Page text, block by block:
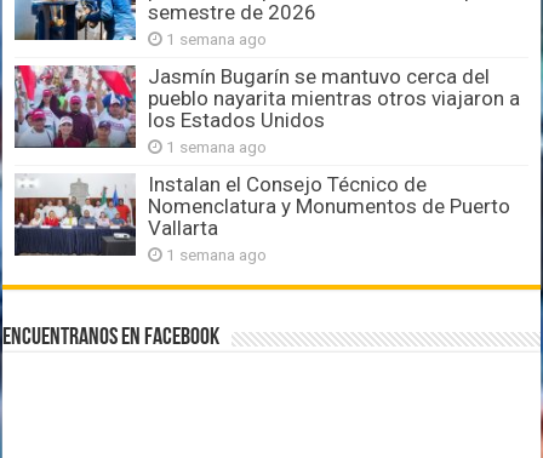
semestre de 2026
1 semana ago
Jasmín Bugarín se mantuvo cerca del
pueblo nayarita mientras otros viajaron a
los Estados Unidos
1 semana ago
Instalan el Consejo Técnico de
Nomenclatura y Monumentos de Puerto
Vallarta
1 semana ago
Encuentranos en Facebook